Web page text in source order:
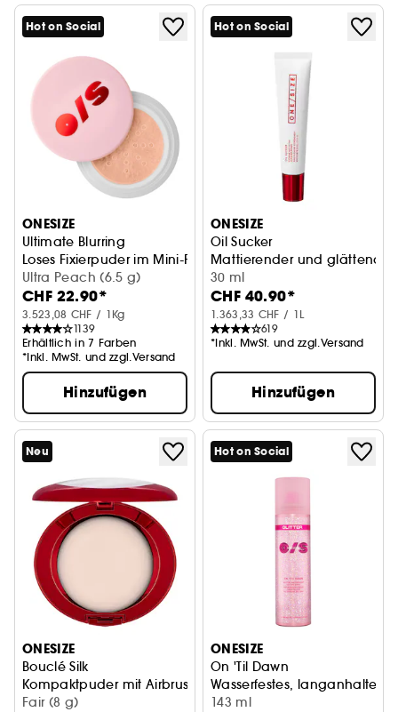
Hot on Social
ONESIZE
Ultimate Blurring
Loses Fixierpuder im Mini-Format
Ultra Peach (6.5 g)
CHF 22.90*
3.523,08 CHF / 1Kg
1139
Erhältlich in 7 Farben
*Inkl. MwSt. und zzgl.Versand
Hinzufügen
Hot on Social
ONESIZE
Oil Sucker
Mattierender und glättender
30 ml
CHF 40.90*
1.363,33 CHF / 1L
619
*Inkl. MwSt. und zzgl.Versand
Hinzufügen
Neu
ONESIZE
Bouclé Silk
Kompaktpuder mit Airbrush-Finish
Fair (8 g)
Hot on Social
ONESIZE
On 'Til Dawn
Wasserfestes,
143 ml